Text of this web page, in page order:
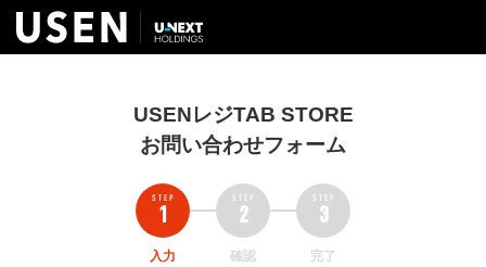
USENレジTAB STORE
お問い合わせフォーム
入力 確認 完了